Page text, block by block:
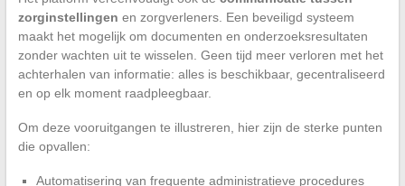
zorginstellingen en zorgverleners. Een beveiligd systeem
maakt het mogelijk om documenten en onderzoeksresultaten
zonder wachten uit te wisselen. Geen tijd meer verloren met het
achterhalen van informatie: alles is beschikbaar, gecentraliseerd
en op elk moment raadpleegbaar.
Om deze vooruitgangen te illustreren, hier zijn de sterke punten
die opvallen:
Automatisering van frequente administratieve procedures